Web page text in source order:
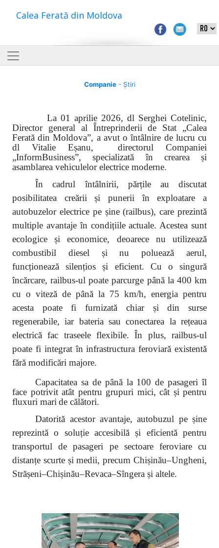
Calea Ferată din Moldova
Companie- Știri
La 01 aprilie 2026, dl Serghei Cotelinic,
Director general al Întreprinderii de Stat „Calea
Ferată din Moldova”, a avut o întâlnire de lucru cu
dl Vitalie Eșanu, directorul Companiei
„InformBusiness”, specializată în crearea și
asamblarea vehiculelor electrice moderne.
În cadrul întâlnirii, părțile au discutat
posibilitatea creării și punerii în exploatare a
autobuzelor electrice pe șine (railbus), care prezintă
multiple avantaje în condițiile actuale. Acestea sunt
ecologice și economice, deoarece nu utilizează
combustibil diesel și nu poluează aerul,
funcționează silențios și eficient. Cu o singură
încărcare, railbus-ul poate parcurge până la 400 km
cu o viteză de până la 75 km/h, energia pentru
acesta poate fi furnizată chiar și din surse
regenerabile, iar bateria sau conectarea la rețeaua
electrică fac traseele flexibile. În plus, railbus-ul
poate fi integrat în infrastructura feroviară existentă
fără modificări majore.
Capacitatea sa de până la 100 de pasageri îl
face potrivit atât pentru grupuri mici, cât și pentru
fluxuri mari de călători.
Datorită acestor avantaje, autobuzul pe șine
reprezintă o soluție accesibilă și eficientă pentru
transportul de pasageri pe sectoare feroviare cu
distanțe scurte și medii, precum Chișinău–Ungheni,
Strășeni–Chișinău–Revaca–Sîngera și altele.